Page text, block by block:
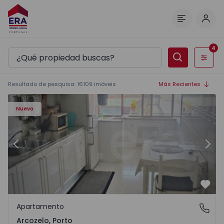
Filtros
4
Resultado de pesquisa: 16109 imóveis Más Recientes
Nuevo
- 11
Apartamento T1 Vila Nova de Gaia, Arcozelo - 1564635 - 3
Anterior
Arcozelo, Porto
Apartamento
Arcozelo, Porto